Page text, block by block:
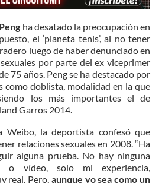
ha desatado la preocupación en
el ‘planeta tenis’, al no tener
luego de haber denunciado en
por parte del ex viceprimer
75 años. Peng se ha destacado por
como doblista, modalidad en la que
los más importantes el de
Garros 2014.
Weibo, la deportista confesó que
relaciones sexuales en 2008. “Ha
alguna prueba. No hay ninguna
o vídeo, solo mi experiencia,
real. Pero, aunque yo sea como un